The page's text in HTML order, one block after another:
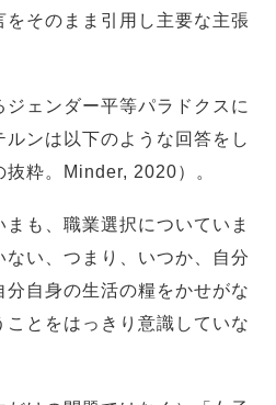
をそのまま引用し主要な主張
ェンダー平等パラドクスに
ンは以下のような回答をし
粋。Minder, 2020）。
まも、職業選択についていま
い、つまり、いつか、自分
自身の生活の糧をかせがな
ことをはっきり意識していな